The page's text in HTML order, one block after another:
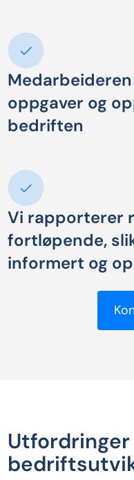
oppgaver og
bedriften
Vi rapporterer
fortløpende,
informert og